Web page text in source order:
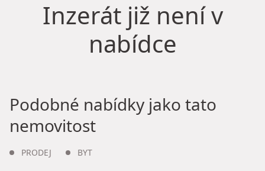
Inzerát již není v
nabídce
Podobné nabídky jako tato
nemovitost
PRODEJ BYT